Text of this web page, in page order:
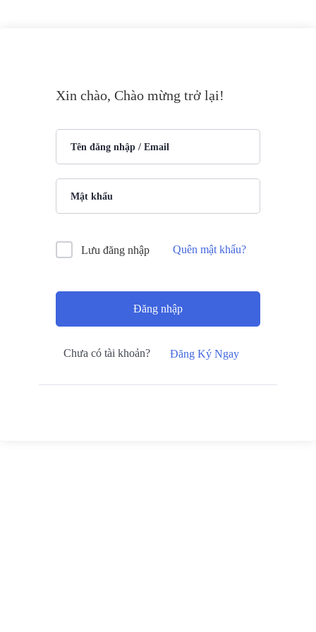
Xin chào, Chào mừng trở lại!
Lưu đăng nhập Quên mật khẩu?
Đăng nhập
Chưa có tài khoản? Đăng Ký Ngay